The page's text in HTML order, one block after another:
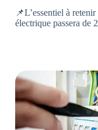
📌L’essentiel à
électrique passera de